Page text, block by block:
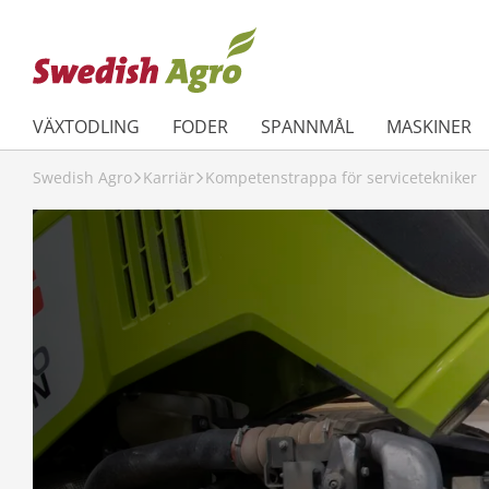
VÄXTODLING FODER SPANNMÅL MASKINER
Swedish Agro Karriär Kompetenstrappa för servicetekniker